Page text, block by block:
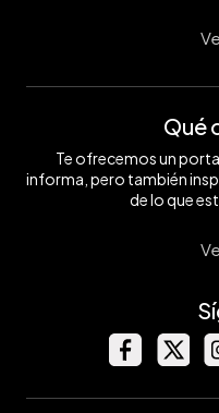
Qué
Te ofrecemos un
informa, pero también
de lo que